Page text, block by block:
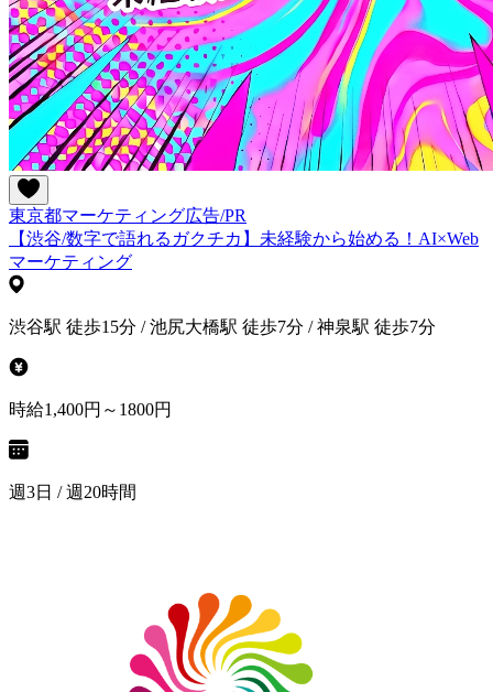
東京都マーケティング広告/PR
【渋谷/数字で語れるガクチカ】未経験から始める！AI×Web
マーケティング
渋谷駅 徒歩15分 / 池尻大橋駅 徒歩7分 / 神泉駅 徒歩7分
時給1,400円～1800円
週3日 / 週20時間